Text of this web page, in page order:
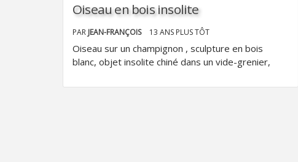
Oiseau en bois insolite
PAR JEAN-FRANÇOIS 13 ANS PLUS TÔT
Oiseau sur un champignon , sculpture en bois
blanc, objet insolite chiné dans un vide-grenier,